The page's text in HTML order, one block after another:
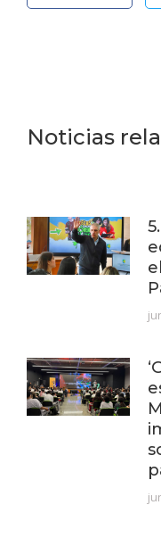
Noticias